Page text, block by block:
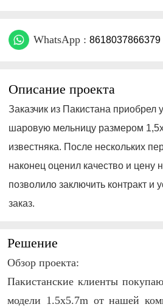
WhatsApp : 8618037866379
Описание проекта
Заказчик из Пакистана приобрел
шаровую мельницу размером
известняка. После нескольких
наконец оценил качество и цену
позволило заключить контракт и
заказ.
Решение
Обзор проекта:
Пакистанские клиенты
модели 1.5x5.7m от нашей